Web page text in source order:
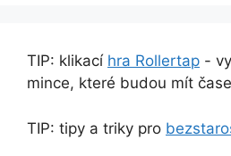
TIP: klikací hra Rollertap -
mince, které budou mít
TIP: tipy a triky pro